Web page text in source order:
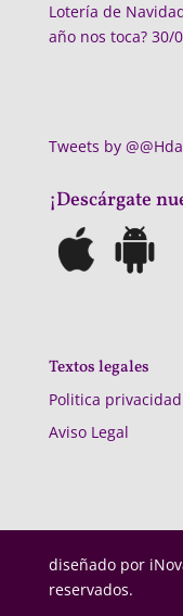
Lotería de
año nos toca? 30/
Tweets by
¡Descárgate
Textos legales
Politica privacidad
Aviso Legal
diseñado por
reservados.